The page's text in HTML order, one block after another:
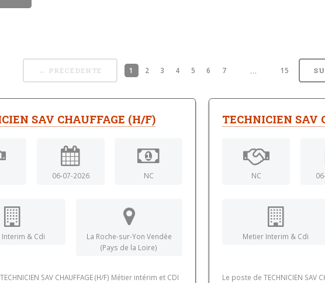
← PRÉCÉDENTE 1 2 3 4 5 6 7 … 15
SAV CHAUFFAGE (H/F)
06-07-2026 NC
Interim & Cdi
La Roche-sur-Yon Vendée
(Pays de la Loire)
SAV CHAUFFAGE (H/F) Métier intérim et CDI
TECHNICIEN SAV
NC
Metier Interim & Cdi
Le poste de TECHNICIEN SAV